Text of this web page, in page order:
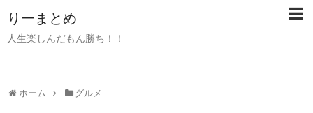
りーまとめ
人生楽しんだもん勝ち！！
ホーム グルメ